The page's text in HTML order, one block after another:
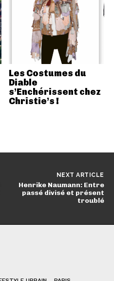
Les Costumes du
Diable
s’Enchérissent chez
Christie’s !
NEXT ARTICLE
Henrike Naumann: Entre
passé divisé et présent
troublé